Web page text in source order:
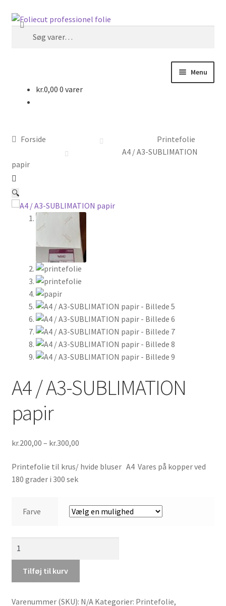
Spring
navigation
Spring
Søg
Søg
Menu
Kasse
Handelsbetingelser hos Foliecut
Min Konto
Inspiration
kr.0,00 0 varer
Forside
Printefolie
A4 / A3-SUBLIMATION
papir
🔍
A4 / A3-SUBLIMATION
papir
kr.200,00 – kr.300,00Prisinterval:
til
Printefolie til krus/ hvide bluser A4 Vares på kopper ved
180 grader i 300 sek
Farve
SUBLIMATION
Tilføj til kurv
Varenummer (SKU): N/A Kategorier: Printefolie,